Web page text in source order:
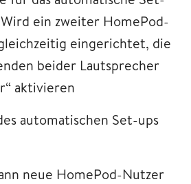
ein zweiter HomePod-
eingerichtet, die
beider Lautsprecher
aktivieren
automatischen Set-ups
neue HomePod-Nutzer